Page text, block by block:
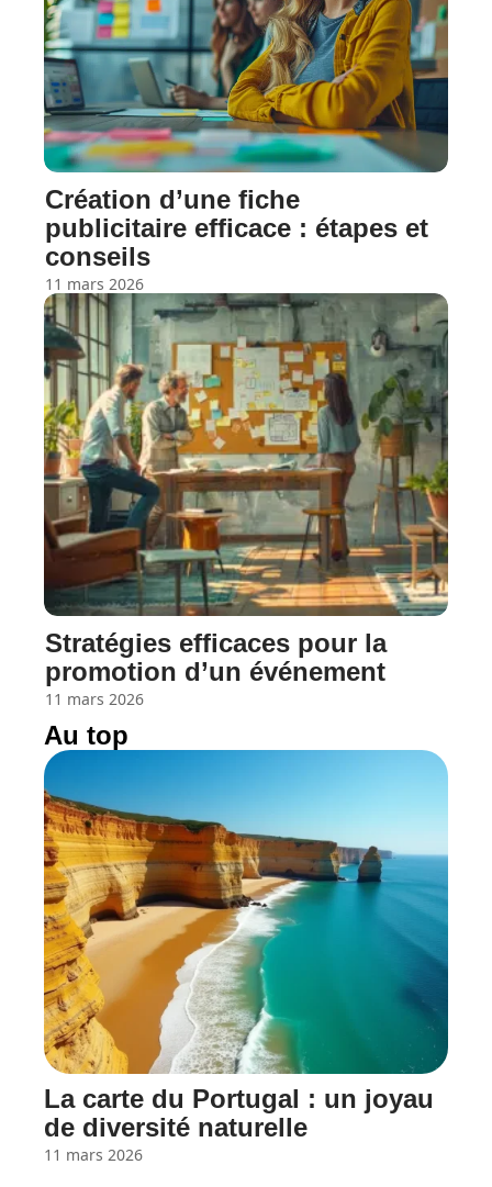
Création d’une fiche
publicitaire efficace : étapes et
conseils
11 mars 2026
Stratégies efficaces pour la
promotion d’un événement
11 mars 2026
Au top
La carte du Portugal : un joyau
de diversité naturelle
11 mars 2026